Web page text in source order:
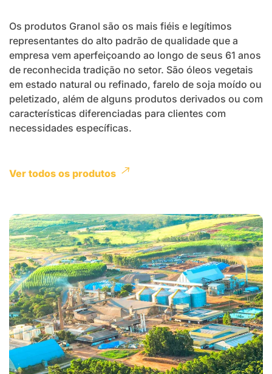
Os produtos Granol são os mais fiéis e legítimos
representantes do alto padrão de qualidade que a
empresa vem aperfeiçoando ao longo de seus 61 anos
de reconhecida tradição no setor. São óleos vegetais
em estado natural ou refinado, farelo de soja moído ou
peletizado, além de alguns produtos derivados ou com
características diferenciadas para clientes com
necessidades específicas.
Ver todos os produtos